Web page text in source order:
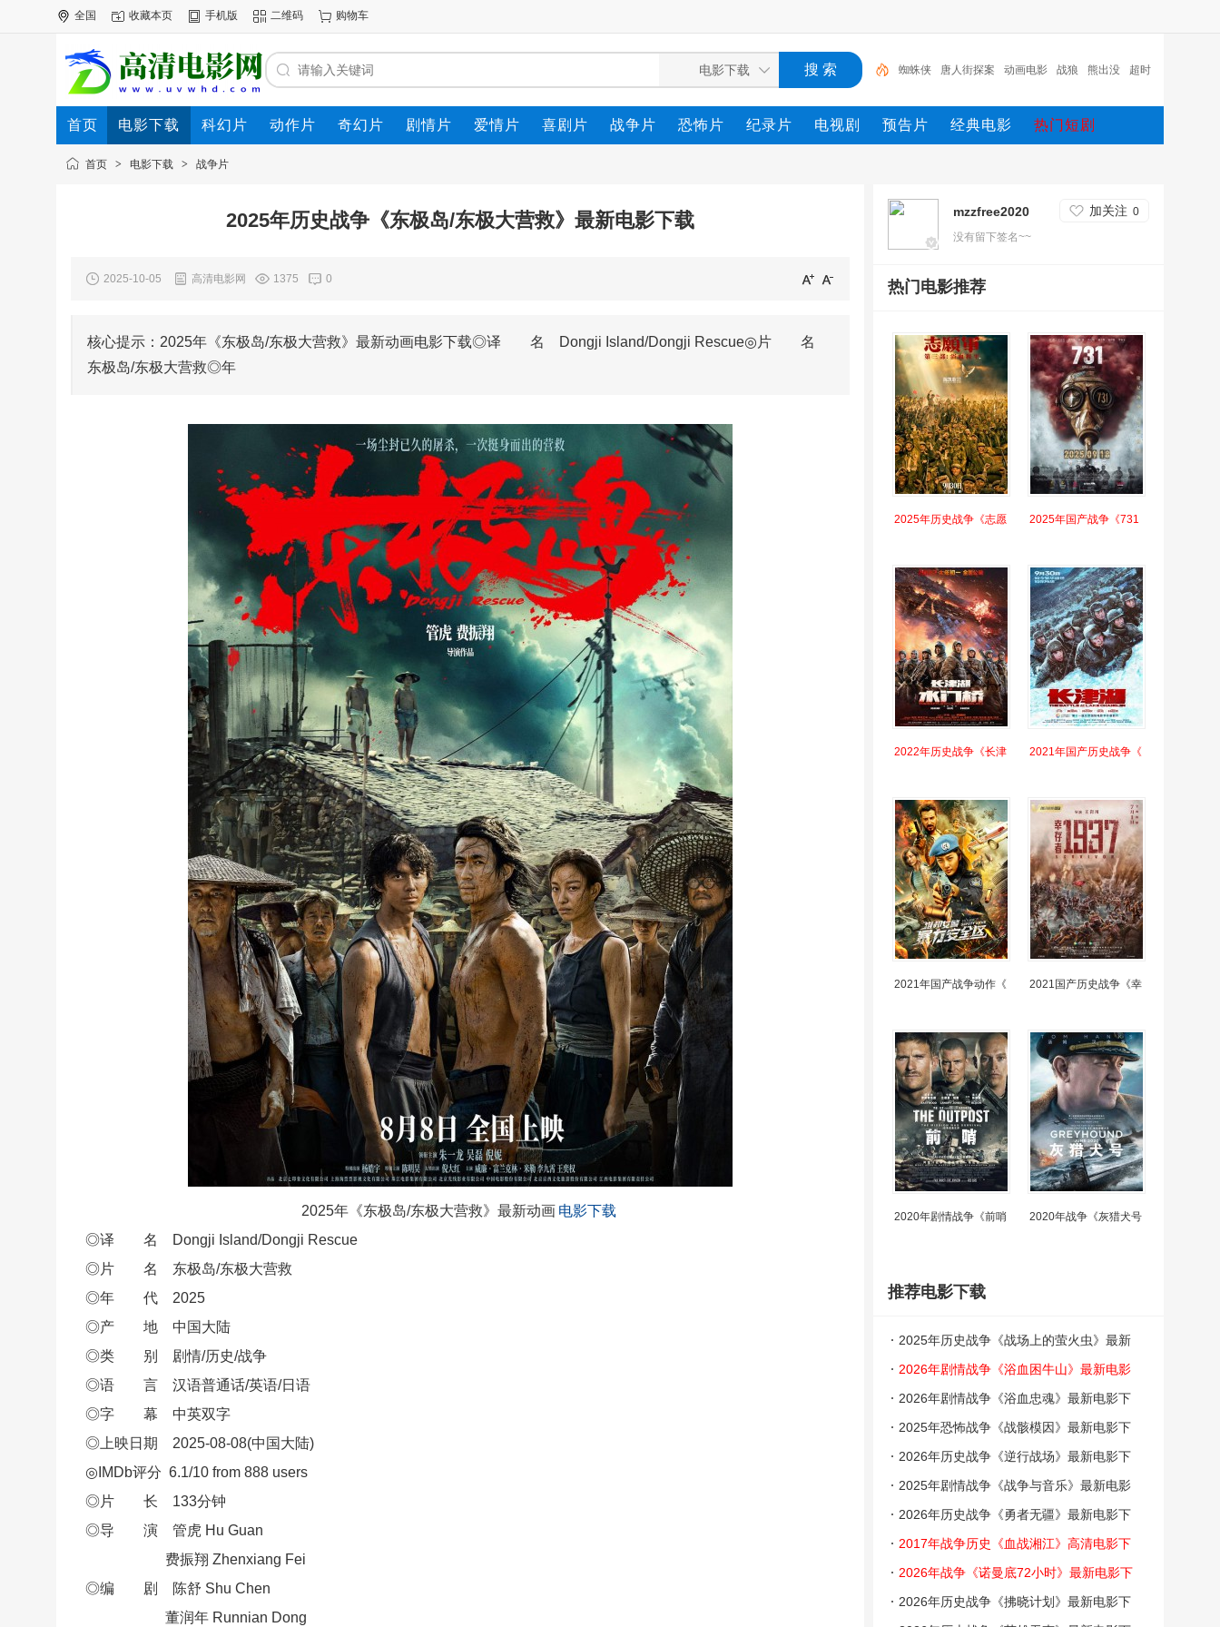
全国 收藏本页 手机版 二维码 购物车
蜘蛛侠 唐人街探案 动画电影 战狼 熊出没 超时
空 哥斯拉 重生 冰雪奇缘2 斗罗大陆
首页 电影下载 科幻片 动作片 奇幻片 剧情片 爱情片 喜剧片 战争片 恐怖片 纪录片 电视剧 预告片 经典电影 热门短剧
电影专题 下载帮助
首页 > 电影下载 > 战争片
2025年历史战争《东极岛/东极大营救》最新电影下载
2025-10-05 高清电影网 1375 0
核心提示：2025年《东极岛/东极大营救》最新动画电影下载◎译 名 Dongji Island/Dongji Rescue◎片 名
东极岛/东极大营救◎年
2025年《东极岛/东极大营救》最新动画 电影下载
◎译 名 Dongji Island/Dongji Rescue
◎片 名 东极岛/东极大营救
◎年 代 2025
◎产 地 中国大陆
◎类 别 剧情/历史/战争
◎语 言 汉语普通话/英语/日语
◎字 幕 中英双字
◎上映日期 2025-08-08(中国大陆)
◎IMDb评分 6.1/10 from 888 users
◎片 长 133分钟
◎导 演 管虎 Hu Guan
费振翔 Zhenxiang Fei
◎编 剧 陈舒 Shu Chen
董润年 Runnian Dong
mzzfree2020 加关注 0
没有留下签名~~
热门电影推荐
2025年历史战争《志愿 2025年国产战争《731
2022年历史战争《长津 2021年国产历史战争《
2021年国产战争动作《 2021国产历史战争《幸
2020年剧情战争《前哨 2020年战争《灰猎犬号
推荐电影下载
2025年历史战争《战场上的萤火虫》最新
电影下载
2026年剧情战争《浴血困牛山》最新电影
下载
2026年剧情战争《浴血忠魂》最新电影下
载
2025年恐怖战争《战骸模因》最新电影下
载
2026年历史战争《逆行战场》最新电影下
载
2025年剧情战争《战争与音乐》最新电影
下载
2026年历史战争《勇者无疆》最新电影下
载
2017年战争历史《血战湘江》高清电影下
载
2026年战争《诺曼底72小时》最新电影下
载
2026年历史战争《拂晓计划》最新电影下